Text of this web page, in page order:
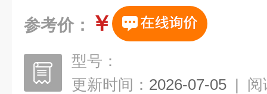
参考价： ￥
型号：
更新时间： 2026-07-05 | 阅